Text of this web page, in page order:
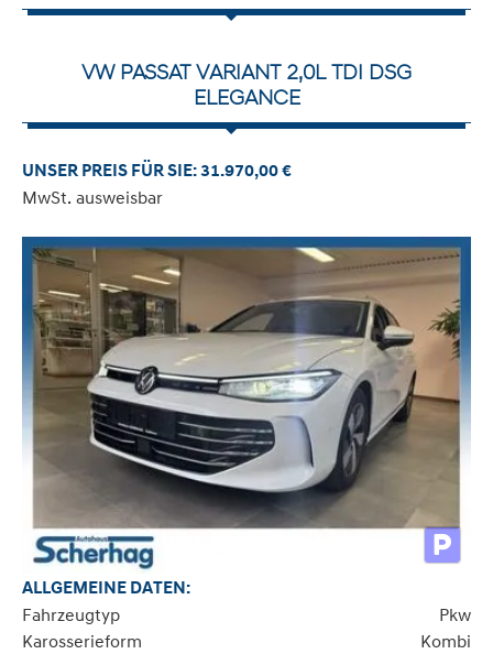
VW PASSAT VARIANT 2,0L TDI DSG
ELEGANCE
UNSER PREIS FÜR SIE: 31.970,00 €
MwSt. ausweisbar
ALLGEMEINE DATEN:
Fahrzeugtyp
Pkw
Karosserieform
Kombi